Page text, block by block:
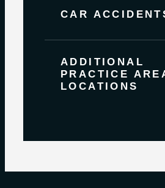
CAR
ADDITIONAL
PRACTICE
LOCATIONS